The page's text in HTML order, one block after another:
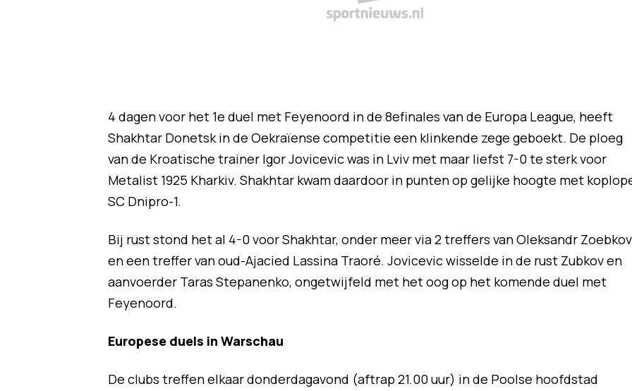
4 dagen voor het 1e duel met Feyenoord in de 8efinales van de Europa League, heeft
Shakhtar Donetsk in de Oekraïense competitie een klinkende zege geboekt. De ploeg
van de Kroatische trainer Igor Jovicevic was in Lviv met maar liefst 7-0 te sterk voor
Metalist 1925 Kharkiv. Shakhtar kwam daardoor in punten op gelijke hoogte met
SC Dnipro-1.
Bij rust stond het al 4-0 voor Shakhtar, onder meer via 2 treffers van Oleksandr Zoebkov
en een treffer van oud-Ajacied Lassina Traoré. Jovicevic wisselde in de rust Zubkov en
aanvoerder Taras Stepanenko, ongetwijfeld met het oog op het komende duel met
Feyenoord.
Europese duels in Warschau
De clubs treffen elkaar donderdagavond (aftrap 21.00 uur) in de Poolse hoofdstad